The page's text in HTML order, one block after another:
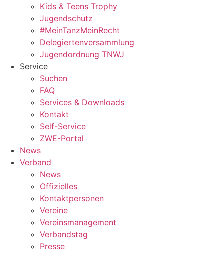
Kids & Teens Trophy
Jugendschutz
#MeinTanzMeinRecht
Delegiertenversammlung
Jugendordnung TNWJ
Service
Suchen
FAQ
Services & Downloads
Kontakt
Self-Service
ZWE-Portal
News
Verband
News
Offizielles
Kontaktpersonen
Vereine
Vereinsmanagement
Verbandstag
Presse